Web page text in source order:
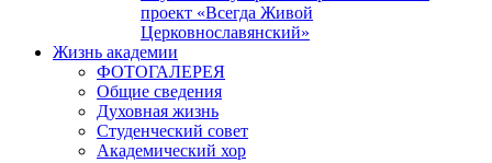
проект «Всегда Живой
Церковнославянский»
Жизнь академии
ФОТОГАЛЕРЕЯ
Общие сведения
Духовная жизнь
Студенческий совет
Академический хор